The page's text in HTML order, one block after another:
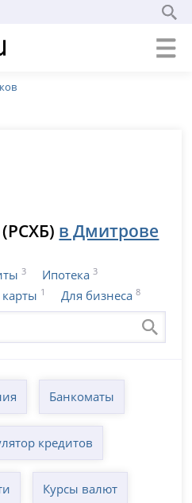
в Дмитрове
3 Ипотека 3
1 Для бизнеса 8
Банкоматы
кредитов
Курсы валют